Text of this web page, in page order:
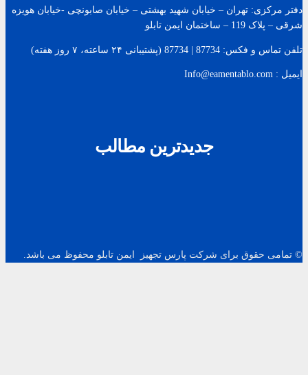
دفتر مرکزی: تهران – خیابان شهید بهشتی – خیابان صابونچی -خیابان هويزه
شرقی – پلاک 119 – ساختمان ایمن تابلو
تلفن تماس و فکس: 87734 | 87734 (پشتیبانی ۲۴ ساعته، ۷ روز هفته)
ایمیل : Info@eamentablo.com
جدیدترین مطالب
© تمامی حقوق برای شرکت پارس تجهیز ایمن تابلو محفوظ می باشد.